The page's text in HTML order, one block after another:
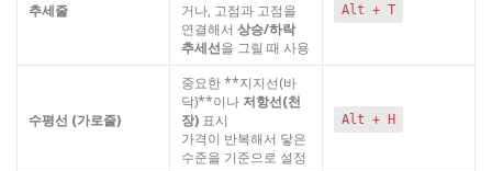
추세줄
거나, 고점과 고점을
연결해서 상승/하락
추세선을 그릴 때 사용
Alt + T
수평선 (가로줄)
중요한 **지지선(바
닥)**이나 저항선(천
장)표시
가격이 반복해서 닿은
수준을 기준으로 설정
Alt + H